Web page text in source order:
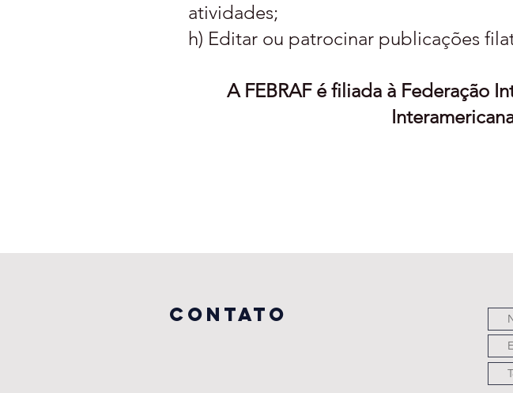
atividades;
h) Editar ou patrocinar publicações
A FEBRAF é filiada à Federação
CONTATO